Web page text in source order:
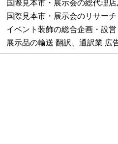
国際見本市・展示会の総代理
国際見本市・展示会のリサー
イベント装飾の総合企画・設営
展示品の輸送 翻訳、通訳業 広